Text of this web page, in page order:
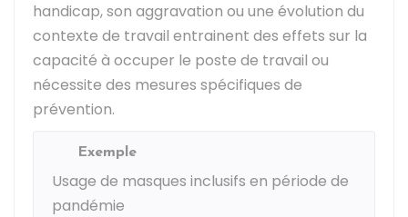
handicap, son aggravation ou une évolution du
contexte de travail entrainent des effets sur la
capacité à occuper le poste de travail ou
nécessite des mesures spécifiques de
prévention.
Exemple
Usage de masques inclusifs en période de
pandémie